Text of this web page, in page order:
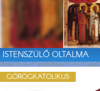
ISTENSZÜLŐ OLTALMA
GÖRÖGKATOLIKUS